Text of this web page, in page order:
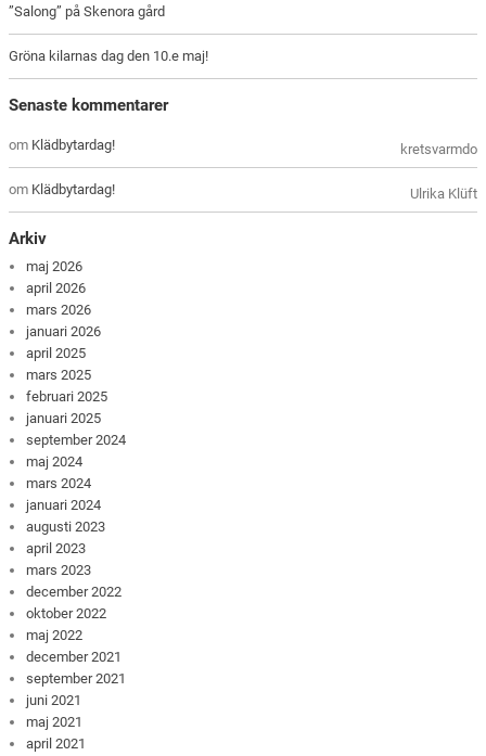
”Salong” på Skenora gård
Gröna kilarnas dag den 10.e maj!
Senaste kommentarer
kretsvarmdo
om Klädbytardag!
Ulrika Klüft
om Klädbytardag!
Arkiv
maj 2026
april 2026
mars 2026
januari 2026
april 2025
mars 2025
februari 2025
januari 2025
september 2024
maj 2024
mars 2024
januari 2024
augusti 2023
april 2023
mars 2023
december 2022
oktober 2022
maj 2022
december 2021
september 2021
juni 2021
maj 2021
april 2021